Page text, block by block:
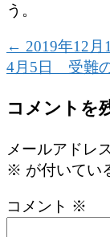
う。
← 2019年12
4月5日 受難
コメントを
メールアドレ
※ が付いてい
コメント ※